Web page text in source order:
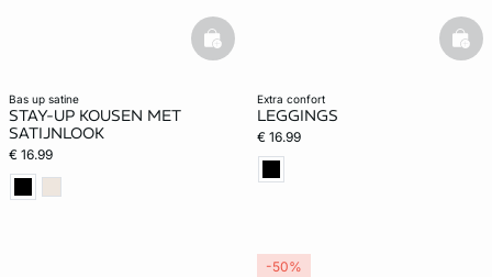
bas up satine
STAY-UP KOUSEN MET
SATIJNLOOK
€ 16.99
basketfull
extra confort
LEGGINGS
€ 16.99
-50%